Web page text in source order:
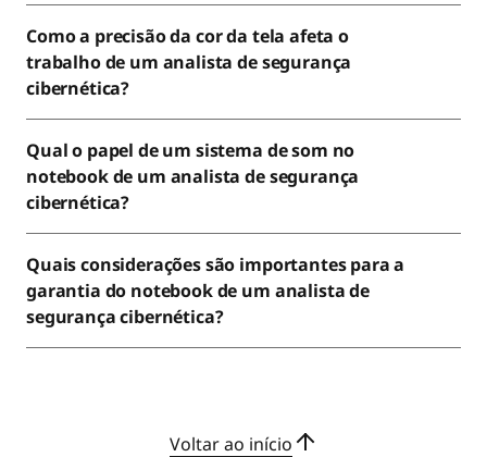
Como a precisão da cor da tela afeta o
trabalho de um analista de segurança
cibernética?
Qual o papel de um sistema de som no
notebook de um analista de segurança
cibernética?
Quais considerações são importantes para a
garantia do notebook de um analista de
segurança cibernética?
Voltar ao início